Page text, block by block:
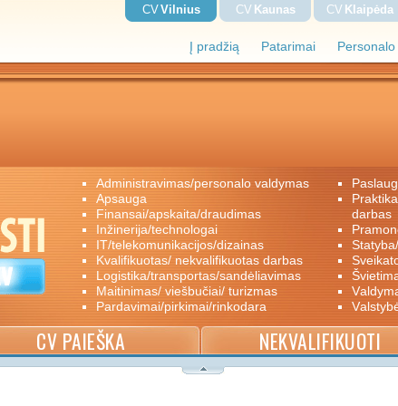
Į pradžią Patarimai
CVVilnius CV Kaunas CV Klaipėda
administravimas/personalo valdymas
apsauga
finansai/apskaita/draudimas
inžinerija/technologai
IT/telekomunikacijos/dizainas
kvalifikuotas/ nekvalifikuotas darbas
logistika/transportas/sandėliavimas
maitinimas/ viešbučiai/ turizmas
pardavimai/pirkimai/rinkodara
praktika/savanoriškas darbas/papildomas
darbas
CV PAIEŠKA NEKVALIFIKUOTI